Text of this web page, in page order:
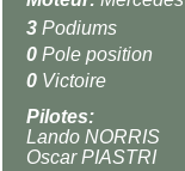
3 Podiums
0 Pole position
0 Victoire
Pilotes:
Lando NORRIS
Oscar PIASTRI